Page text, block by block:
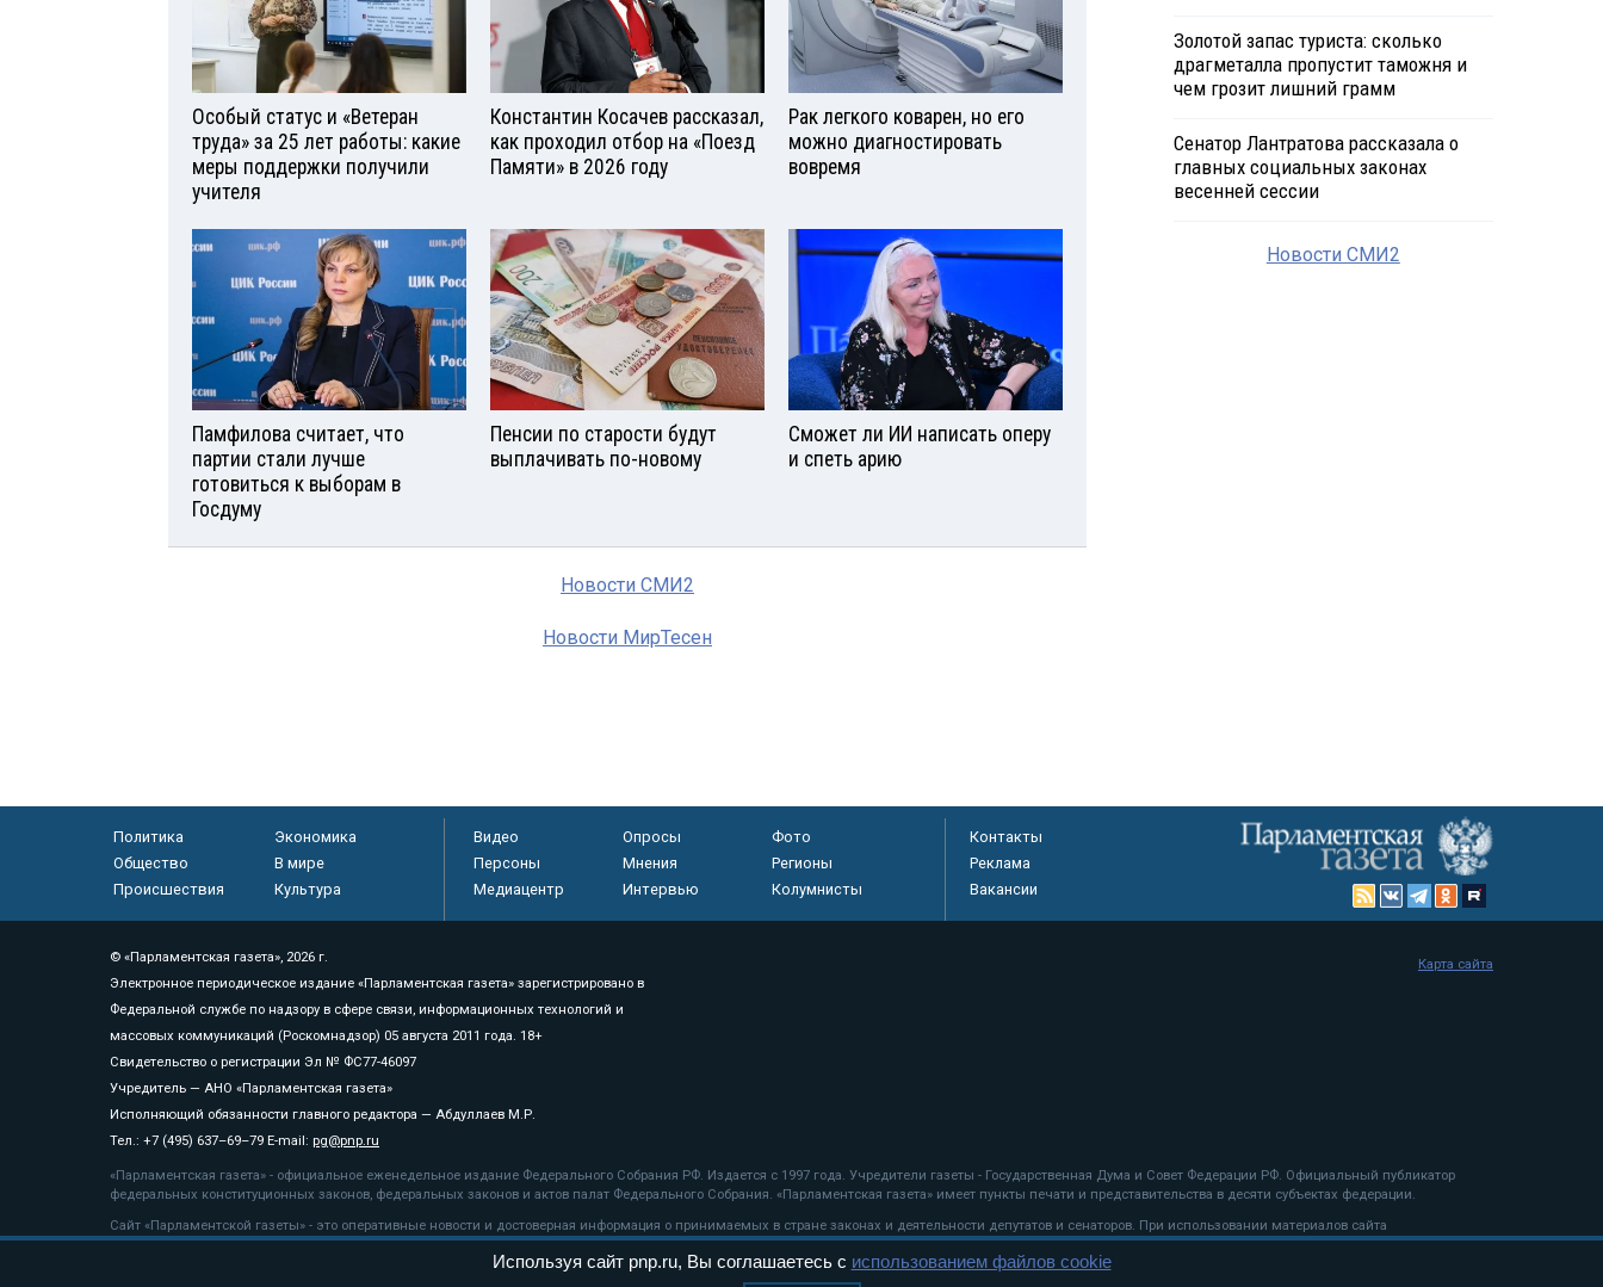
Особый статус и «Ветеран
труда» за 25 лет работы: какие
меры поддержки получили
учителя
Константин Косачев рассказал,
как проходил отбор на «Поезд
Памяти» в 2026 году
Рак легкого коварен, но его
можно диагностировать
вовремя
Памфилова считает, что
партии стали лучше
готовиться к выборам в
Госдуму
Пенсии по старости будут
выплачивать по-новому
Сможет ли ИИ написать оперу
и спеть арию
Новости СМИ2
Новости МирТесен
Золотой запас туриста: сколько
драгметалла пропустит таможня и
чем грозит лишний грамм
Сенатор Лантратова рассказала о
главных социальных законах
весенней сессии
Новости СМИ2
Политика
Экономика
Общество
В мире
Происшествия
Культура
Видео Опросы
Фото
Персоны
Мнения
Регионы
Медиацентр
Интервью Колумнисты
Контакты
Реклама
Вакансии
© «Парламентская газета», 2026 г.
Электронное периодическое издание «Парламентская газета» зарегистрировано в
Федеральной службе по надзору в сфере связи, информационных технологий и
массовых коммуникаций (Роскомнадзор) 05 августа 2011 года. 18+
Свидетельство о регистрации Эл № ФС77-46097
Учредитель — АНО «Парламентская газета»
Исполняющий обязанности главного редактора — Абдуллаев М.Р.
Тел.: +7 (495) 637–69–79 E-mail: pg@pnp.ru
«Парламентская газета» - официальное еженедельное издание Федерального Собрания РФ. Издается с 1997 года. Учредители газеты - Государственная Дума и Совет Федерации РФ. Официальный публикатор
федеральных конституционных законов, федеральных законов и актов палат Федерального Собрания. «Парламентская газета» имеет пункты печати и представительства в десяти субъектах федерации.
Сайт «Парламентской газеты» - это оперативные новости и достоверная информация о принимаемых в стране законах и деятельности депутатов и сенаторов. При использовании материалов сайта
«Парламентской газеты» активная ссылка на pnp.ru обязательна.
рекомендательные технологии
Карта сайта
Используя сайт pnp.ru, Вы соглашаетесь с использованием файлов cookie